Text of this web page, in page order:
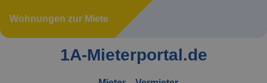
Wohnungen zur Miete
1A-Mieterportal.de